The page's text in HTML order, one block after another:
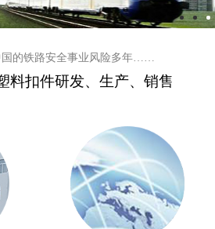
国的铁路安全事业风险多年……
料扣件研发、生产、销售